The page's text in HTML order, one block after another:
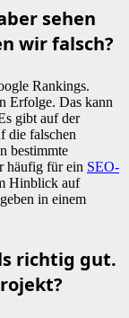
sehen
wir falsch?
Rankings.
Erfolge. Das kann
gibt auf der
die falschen
bestimmte
häufig für ein SEO-
Hinblick auf
in einem
richtig gut.